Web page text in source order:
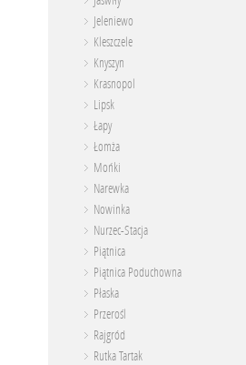
Jeleniewo
Kleszczele
Knyszyn
Krasnopol
Lipsk
Łapy
Łomża
Mońki
Narewka
Nowinka
Nurzec-Stacja
Piątnica
Piątnica Poduchowna
Płaska
Przerośl
Rajgród
Rutka Tartak